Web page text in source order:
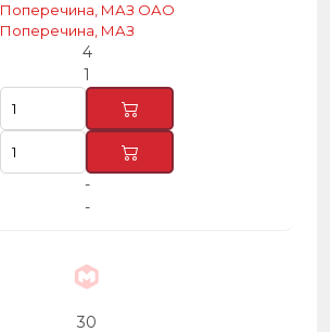
Поперечина, МАЗ ОАО
Поперечина, МАЗ
4
1
-
-
30